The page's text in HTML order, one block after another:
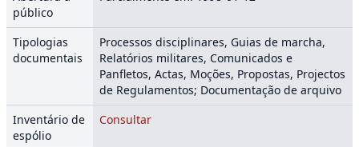
público
Tipologias
documentais
Processos disciplinares, Guias de marcha,
Relatórios militares, Comunicados e
Panfletos, Actas, Moções, Propostas, Projectos
de Regulamentos; Documentação de arquivo
Inventário de
espólio
Consultar